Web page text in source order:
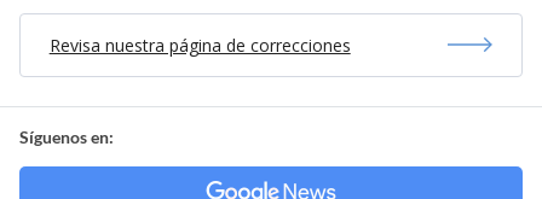
Revisa nuestra página de correcciones
Síguenos en: